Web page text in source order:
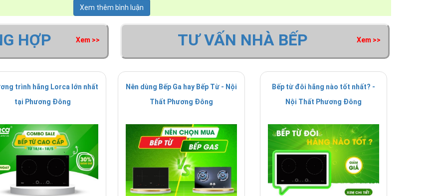
quá trình loại bỏ chất thải trong cơ thể, cải thiện giấc ngủ, giúp ngủ sâu và loại bỏ hoàn toàn chứng mất ngủ.
còn cải thiện lưu thông máu; cải thiện sắc tố da , giúp thở sâu hơn và góp phần làm dịu chứng căng thẳng
bồn tắm massage, ngâm mình để cảm nhận sự tái sinh của các tế bào sau 1 ngày mệt mỏi với công việc.
bồn tắm massage Daros
tại Showroom Nội Thất Phương Đông. Mọi sản phẩm của Daros luôn được đánh giá cao
Daros, chúng tôi mang đến những mẫu bồn tắm Daros chính hãng với giá tốt nhất.
Xem thêm bình luận
HỢP Xem >>
trình hãng Lorca lớn nhất
tại Phương Đông
TƯ VẤN NHÀ BẾP Xem >>
Nên dùng Bếp Ga hay Bếp Từ - Nội
Thất Phương Đông
Bếp từ đôi hãng nào tốt nhất? -
Nội Thất Phương Đông